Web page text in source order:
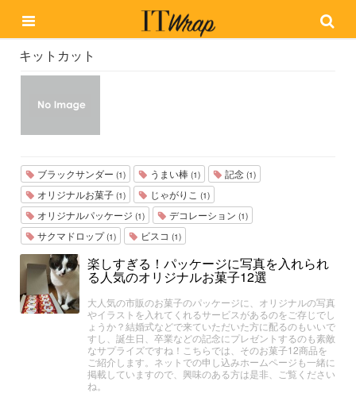
キットカット
ブラックサンダー (1) うまい棒 (1) 記念 (1)
オリジナルお菓子 (1) じゃがりこ (1)
オリジナルパッケージ (1) デコレーション (1)
サクマドロップ(1) ビスコ (1)
楽しすぎる！パッケージに写真を入れられ
る人気のオリジナルお菓子12選
大人気の市販のお菓子のパッケージに、オリジナルの写真
やイラストを入れてくれるサービスがあるのをご存じでし
ょうか？結婚式などで来ていただいた方に配るのもいいで
すし、誕生日、卒業などの記念にプレゼントするのも素敵
なサプライズですね！こちらでは、そのお菓子12商品を
ご紹介します。ネットでの申し込みホームページも一緒に
掲載していますので、興味のある方は是非、ご覧ください
ね。